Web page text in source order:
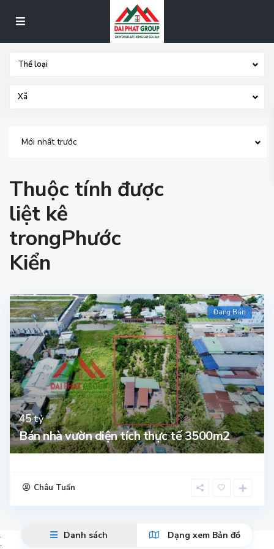
Thể loại
Xã
Mới nhất trước
Thuộc tính được
liệt kê
trongPhước
Kiển
Đang Bán
45tỷ
Bán nhà vườn diện tích thực tế 3500m2
Châu Tuấn
Danh sách Dạng xem Bản đồ
.
.